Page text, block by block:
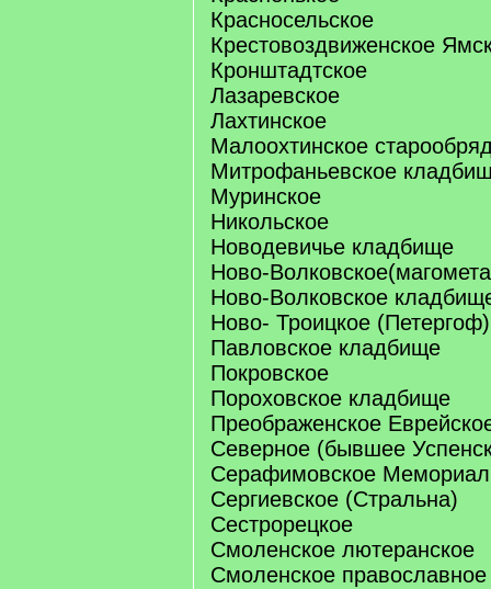
Красносельское
Крестовоздвиженское
Кронштадтское
Лазаревское
Лахтинское
Малоохтинское
Митрофаньевское
Муринское
Никольское
Новодевичье кладбище
Ново-
Ново-Волковское
Ново- Троицкое (Петергоф)
Павловское кладбище
Покровское
Пороховское кладбище
Преображенское
Северное (бывшее
Серафимовское
Сергиевское (Стральна)
Сестрорецкое
Смоленское лютеранское
Смоленское православное